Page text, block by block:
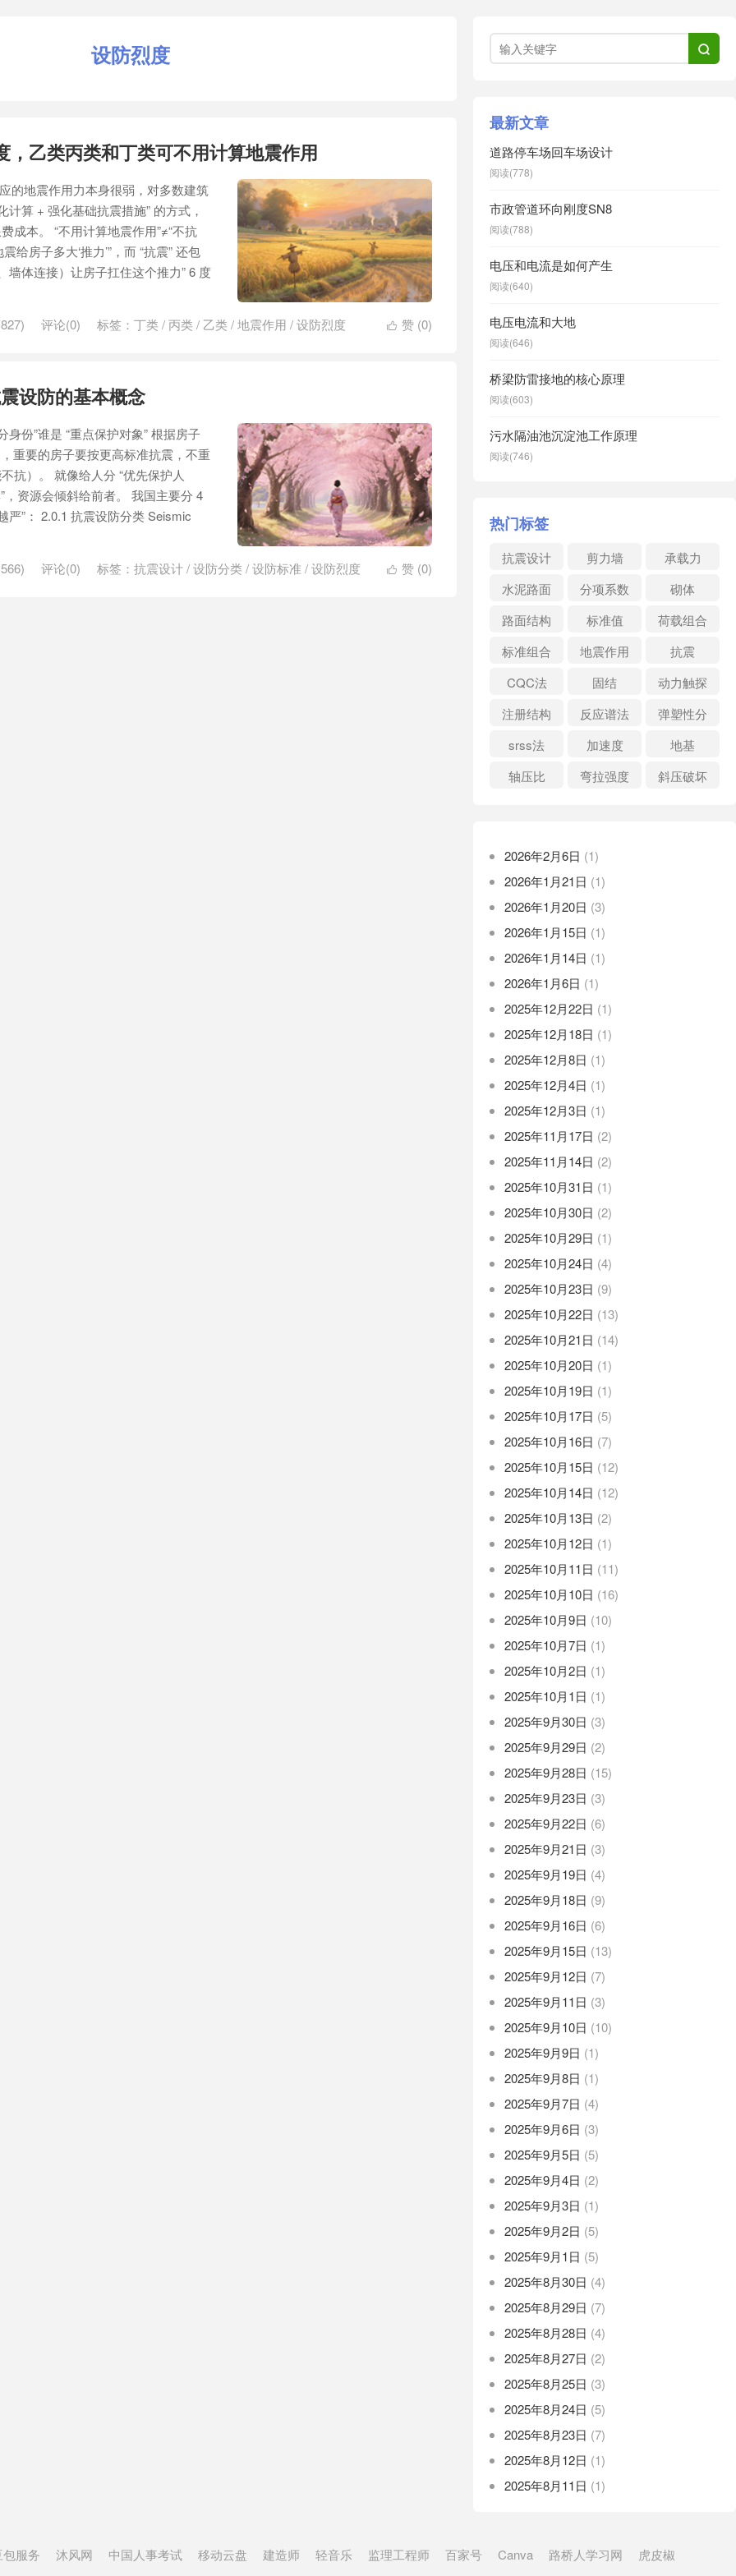
设防烈度
，乙类丙类和丁类可不用计算地震作用
的地震作用力本身很弱，对多数建筑
算 + 强化基础抗震措施” 的方式，
成本。 “不用计算地震作用”≠“不抗
给房子多大‘推力’”，而 “抗震” 还包
墙体连接）让房子扛住这个推力” 6 度
 赞 (0)
评论(0) 标签： 丁类 /丙类 / 乙类 /地震作用 /设防烈度
设防的基本概念
份”谁是 “重点保护对象” 根据房子
重要的房子要按更高标准抗震，不重
抗）。 就像给人分 “优先保护人
，资源会倾斜给前者。 我国主要分 4
严”： 2.0.1 抗震设防分类 Seismic
 赞 (0)
评论(0) 标签： 抗震设计/设防分类 /设防标准 /设防烈度

最新文章
道路停车场回车场设计
阅读(778)
市政管道环向刚度SN8
阅读(788)
电压和电流是如何产生
阅读(640)
电压电流和大地
阅读(646)
桥梁防雷接地的核心原理
阅读(603)
污水隔油池沉淀池工作原理
阅读(746)
热门标签
抗震设计 剪力墙
承载力
水泥路面
分项系数
砌体
路面结构
标准值
荷载组合
标准组合
地震作用
抗震
CQC法
固结
动力触探
注册结构
反应谱法
弹塑性分
srss法 加速度
地基
轴压比
弯拉强度 斜压破坏
2026年2月6日 (1)
2026年1月21日 (1)
2026年1月20日 (3)
2026年1月15日 (1)
2026年1月14日 (1)
2026年1月6日 (1)
2025年12月22日 (1)
2025年12月18日 (1)
2025年12月8日 (1)
2025年12月4日 (1)
2025年12月3日 (1)
2025年11月17日 (2)
2025年11月14日 (2)
2025年10月31日 (1)
2025年10月30日 (2)
2025年10月29日 (1)
2025年10月24日 (4)
2025年10月23日 (9)
2025年10月22日 (13)
2025年10月21日 (14)
2025年10月20日 (1)
2025年10月19日 (1)
2025年10月17日 (5)
2025年10月16日 (7)
2025年10月15日 (12)
2025年10月14日 (12)
2025年10月13日 (2)
2025年10月12日 (1)
2025年10月11日 (11)
2025年10月10日 (16)
2025年10月9日 (10)
2025年10月7日 (1)
2025年10月2日 (1)
2025年10月1日 (1)
2025年9月30日 (3)
2025年9月29日 (2)
2025年9月28日 (15)
2025年9月23日 (3)
2025年9月22日 (6)
2025年9月21日 (3)
2025年9月19日 (4)
2025年9月18日 (9)
2025年9月16日 (6)
2025年9月15日 (13)
2025年9月12日 (7)
2025年9月11日 (3)
2025年9月10日 (10)
2025年9月9日 (1)
2025年9月8日 (1)
2025年9月7日 (4)
2025年9月6日 (3)
2025年9月5日 (5)
2025年9月4日 (2)
2025年9月3日 (1)
2025年9月2日 (5)
2025年9月1日 (5)
2025年8月30日 (4)
2025年8月29日 (7)
2025年8月28日 (4)
2025年8月27日 (2)
2025年8月25日 (3)
2025年8月24日 (5)
2025年8月23日 (7)
2025年8月12日 (1)
2025年8月11日 (1)
包服务 沐风网 中国人事考试 移动云盘 建造师 轻音乐 监理工程师 百家号 Canva 路桥人学习网 虎皮椒